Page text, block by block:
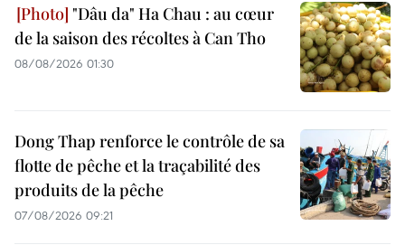
"Dâu da" Ha Chau : au cœur
de la saison des récoltes à Can Tho
08/08/2026 01:30
Dong Thap renforce le contrôle de sa
flotte de pêche et la traçabilité des
produits de la pêche
07/08/2026 09:21